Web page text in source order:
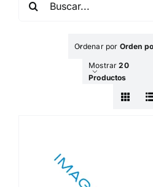
Ordenar por Orden
Mostrar20
Productos